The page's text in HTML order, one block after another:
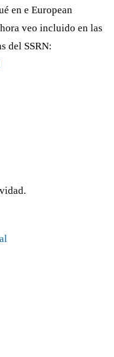
en e European
veo incluido en las
del SSRN: